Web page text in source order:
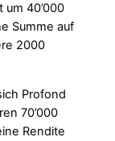
40’000
Summe auf
2000
Profond
70’000
Rendite